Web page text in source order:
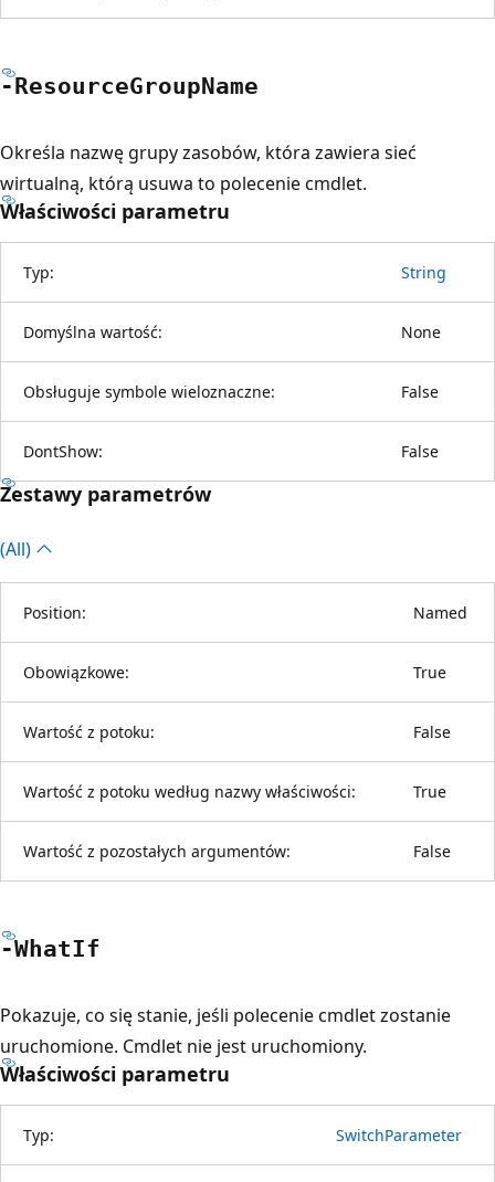
-ResourceGroupName
Określa nazwę grupy zasobów, która zawiera sieć
wirtualną, którą usuwa to polecenie cmdlet.
Właściwości parametru
Typ: String
Domyślna wartość: None
Obsługuje symbole wieloznaczne: False
DontShow: False
Zestawy parametrów
(All)
Position: Named
Obowiązkowe: True
Wartość z potoku: False
Wartość z potoku według nazwy właściwości: True
Wartość z pozostałych argumentów: False
-WhatIf
Pokazuje, co się stanie, jeśli polecenie cmdlet zostanie
uruchomione. Cmdlet nie jest uruchomiony.
Właściwości parametru
Typ: SwitchParameter